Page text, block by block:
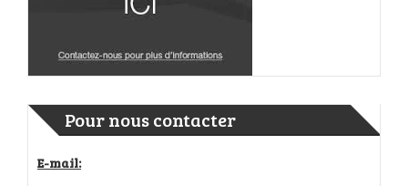
Pour nous contacter
E-mail: